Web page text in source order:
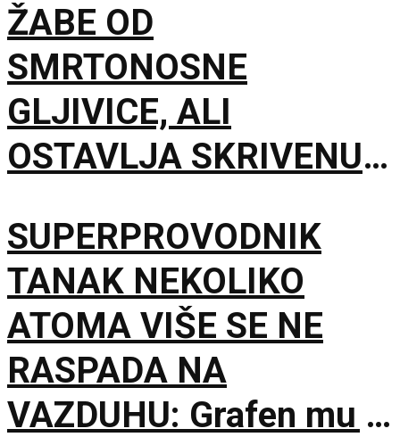
ŽABE OD
SMRTONOSNE
GLJIVICE, ALI
OSTAVLJA SKRIVENU
mesecima proizvode
manje sperme
SUPERPROVODNIK
TANAK NEKOLIKO
ATOMA VIŠE SE NE
RASPADA NA
VAZDUHU: Grafen mu je